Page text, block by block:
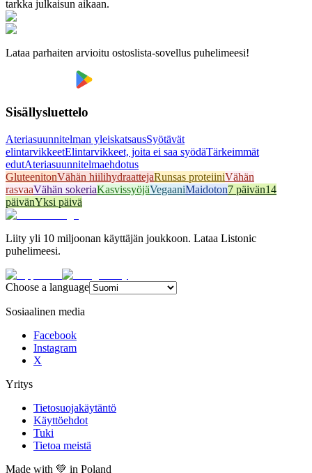
tarkka julkaisun aikaan.
Lataa parhaiten arvioitu ostoslista-sovellus puhelimeesi!
Sisällysluettelo
Ateriasuunnitelman yleiskatsausSyötävät
elintarvikkeetElintarvikkeet, joita ei saa syödäTärkeimmät
edutAteriasuunnitelmaehdotus
GluteenitonVähän hiilihydraattejaRunsas proteiiniVähän
rasvaaVähän sokeriaKasvissyöjäVegaaniMaidoton7 päivän14
päivänYksi päivä
Liity yli 10 miljoonan käyttäjän joukkoon. Lataa Listonic
puhelimeesi.
Choose a language
Sosiaalinen media
Facebook
Instagram
X
Yritys
Tietosuojakäytäntö
Käyttöehdot
Tuki
Tietoa meistä
Made with 💚 in Poland